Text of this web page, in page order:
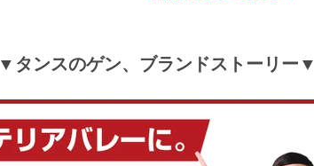
▼タンスのゲン、ブランドストーリー▼